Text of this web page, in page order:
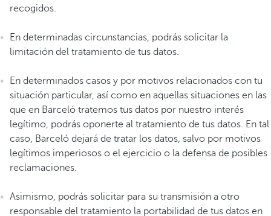
recogidos.
En determinadas circunstancias, podrás solicitar la
limitación del tratamiento de tus datos.
En determinados casos y por motivos relacionados con tu
situación particular, así como en aquellas situaciones en las
que en Barceló tratemos tus datos por nuestro interés
legítimo, podrás oponerte al tratamiento de tus datos. En tal
caso, Barceló dejará de tratar los datos, salvo por motivos
legítimos imperiosos o el ejercicio o la defensa de posibles
reclamaciones.
Asimismo, podrás solicitar para su transmisión a otro
responsable del tratamiento la portabilidad de tus datos en